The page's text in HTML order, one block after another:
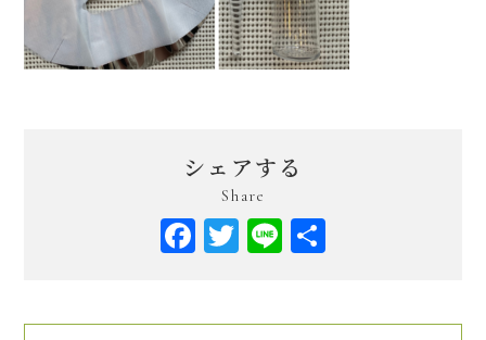
シェアする
Share
Facebook
Twitter
Line